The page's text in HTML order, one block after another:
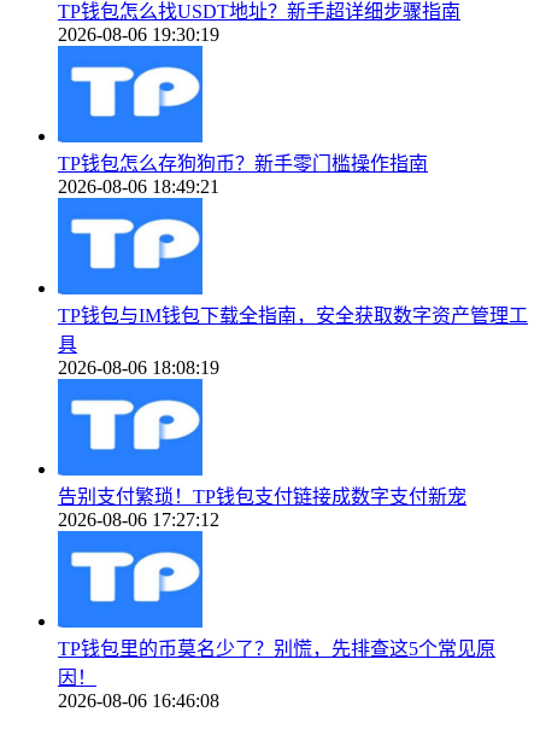
TP钱包怎么找USDT地址？新手超详细步骤指南
2026-08-06 19:30:19
TP钱包怎么存狗狗币？新手零门槛操作指南
2026-08-06 18:49:21
TP钱包与IM钱包下载全指南，安全获取数字资产管理工
具
2026-08-06 18:08:19
告别支付繁琐！TP钱包支付链接成数字支付新宠
2026-08-06 17:27:12
TP钱包里的币莫名少了？别慌，先排查这5个常见原
因！
2026-08-06 16:46:08